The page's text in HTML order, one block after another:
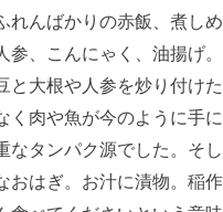
れんばかりの赤飯、煮し
参、こんにゃく、油揚げ
と大根や人参を炒り付け
く肉や魚が今のように手
なタンパク源でした。そ
おはぎ。お汁に漬物。稲